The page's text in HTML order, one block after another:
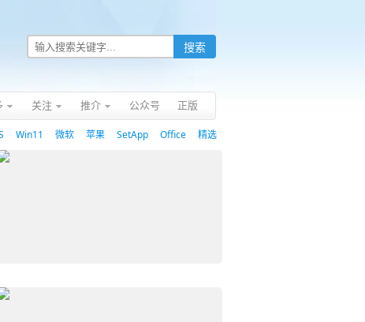
关注 推介 公众号 正版
Win11 微软 苹果 SetApp Office 精选